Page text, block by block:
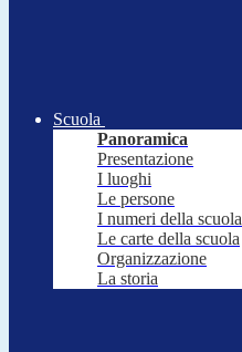
Scuola
Panoramica
Presentazione
I luoghi
Le persone
I numeri della scuola
Le carte della scuola
Organizzazione
La storia